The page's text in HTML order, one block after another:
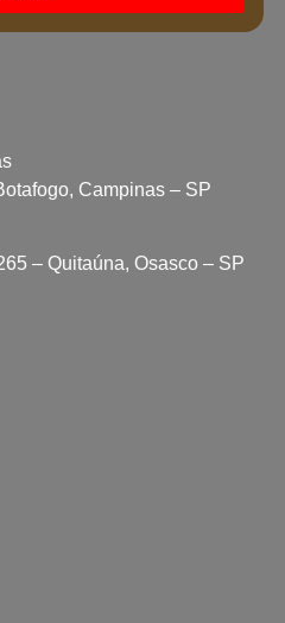
Campinas – SP
– Quitaúna, Osasco – SP